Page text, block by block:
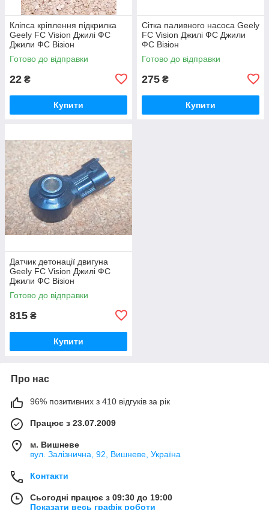
Кліпса кріплення підкрилка
Geely FC Vision Джилі ФС
Джили ФС Візіон
Готово до відправки
22 ₴
Купити
Сітка паливного насоса Geely
FC Vision Джилі ФС Джили
ФС Візіон
Готово до відправки
275 ₴
Купити
Датчик детонації двигуна
Geely FC Vision Джилі ФС
Джили ФС Візіон
Готово до відправки
815 ₴
Купити
Про нас
96% позитивних з 410 відгуків за рік
Працює з 23.07.2009
м. Вишневе
вул. Залізнична, 92, Вишневе, Україна
Контакти
Сьогодні працює з 09:30 до 19:00
Показати весь графік роботи